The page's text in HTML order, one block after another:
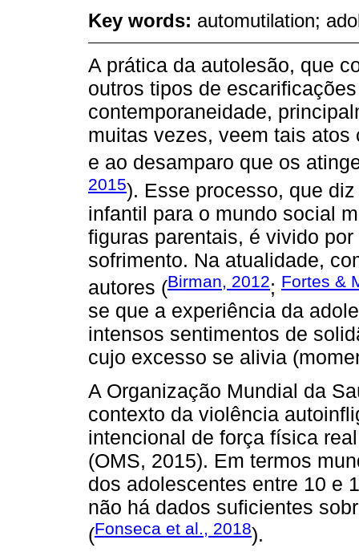
Key words: automutilation;
A prática da autolesão, que
outros tipos de
contemporaneidade,
muitas vezes, veem tais
e ao desamparo que os
2015). Esse processo, que
infantil para o mundo social
figuras parentais, é vivido
sofrimento. Na atualidade,
autores (Birman, 2012; Fortes &
se que a experiência da
intensos sentimentos de
cujo excesso se alivia
A Organização Mundial da
contexto da violência
intencional de força física
(OMS, 2015). Em termos
dos adolescentes entre 10 e
não há dados suficientes
(Fonseca et al., 2018).